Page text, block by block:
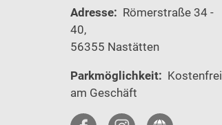
Adresse: Römerstraße 34 -
40,
56355 Nastätten
Parkmöglichkeit: Kostenfrei
am Geschäft